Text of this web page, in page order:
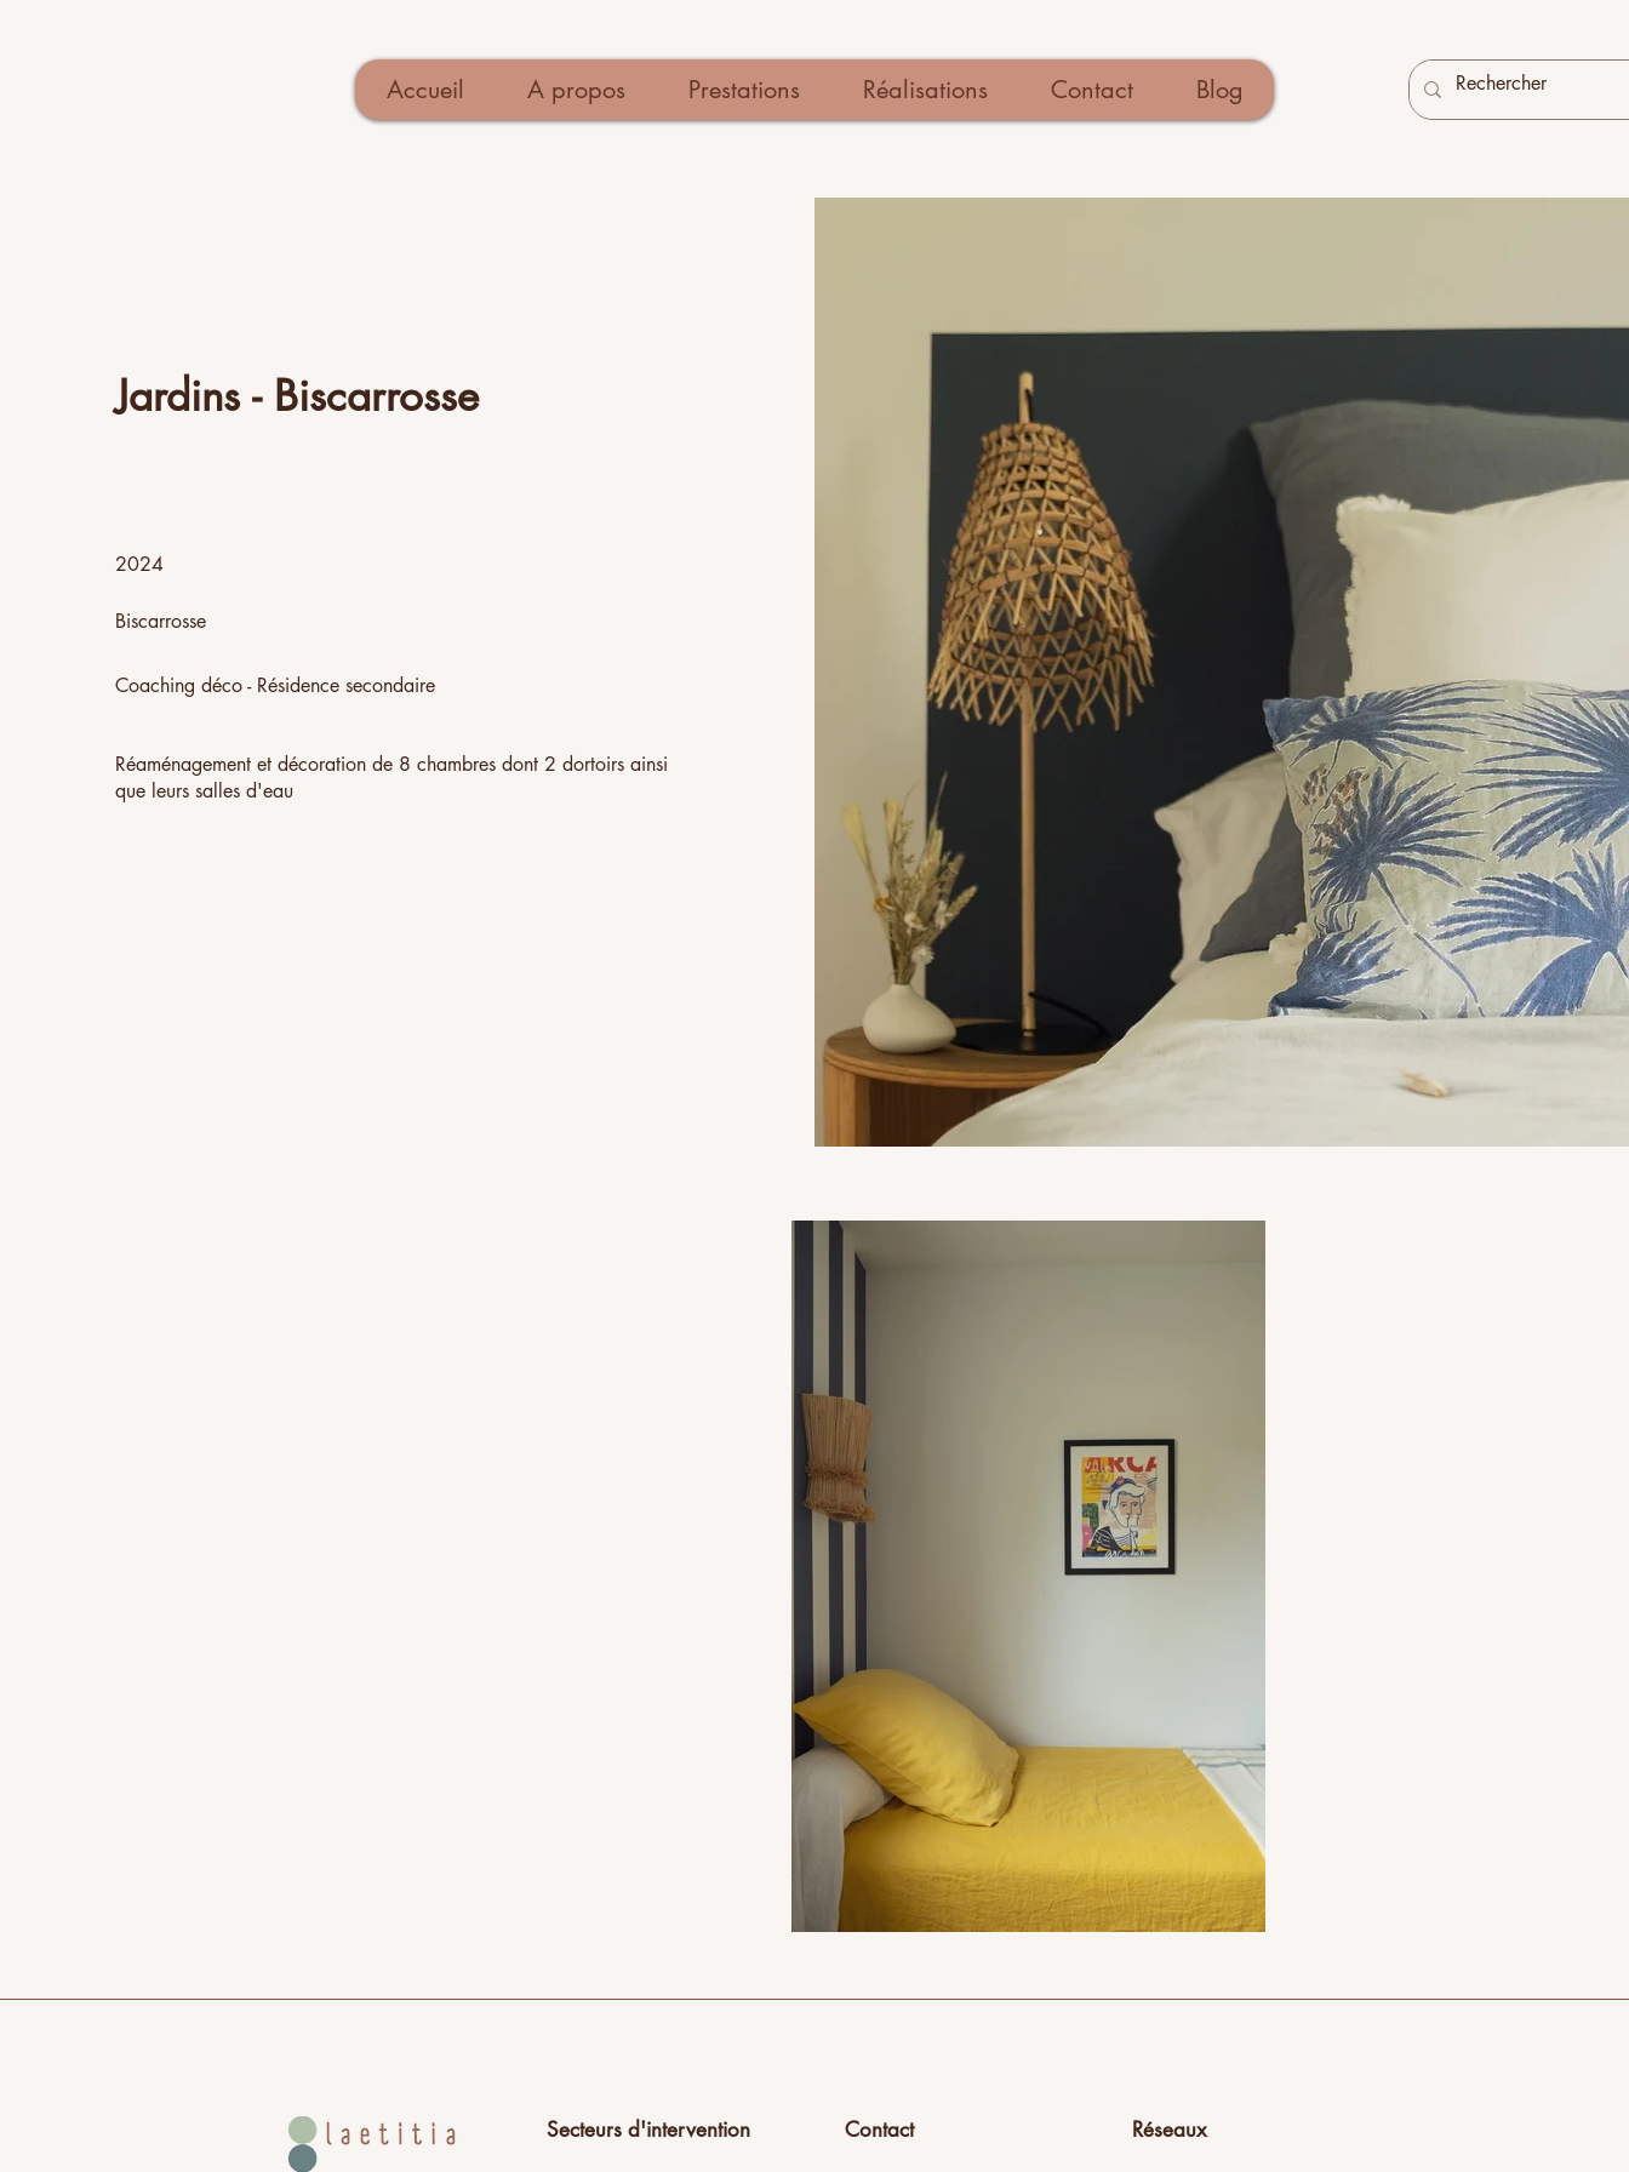
Accueil A propos Prestations Réalisations Contact Blog
Jardins - Biscarrosse
2024
Biscarrosse
Coaching déco - Résidence secondaire
Réaménagement et décoration de 8 chambres dont 2 dortoirs ainsi
que leurs salles d'eau
Secteurs d'intervention Contact Réseaux